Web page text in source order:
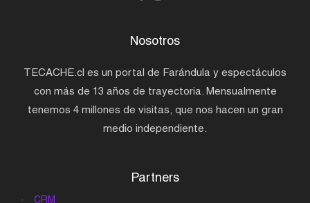
Nosotros
TECACHE.cl es un portal de Farándula y espectáculos
con más de 13 años de trayectoria. Mensualmente
tenemos 4 millones de visitas, que nos hacen un gran
medio independiente.
Partners
CRM